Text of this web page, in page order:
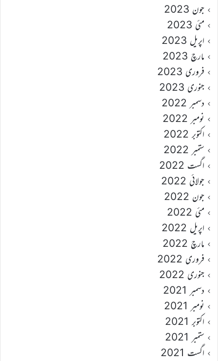
جون 2023
مئی 2023
اپریل 2023
مارچ 2023
فروری 2023
جنوری 2023
دسمبر 2022
نومبر 2022
اکتوبر 2022
ستمبر 2022
اگست 2022
جولائی 2022
جون 2022
مئی 2022
اپریل 2022
مارچ 2022
فروری 2022
جنوری 2022
دسمبر 2021
نومبر 2021
اکتوبر 2021
ستمبر 2021
اگست 2021